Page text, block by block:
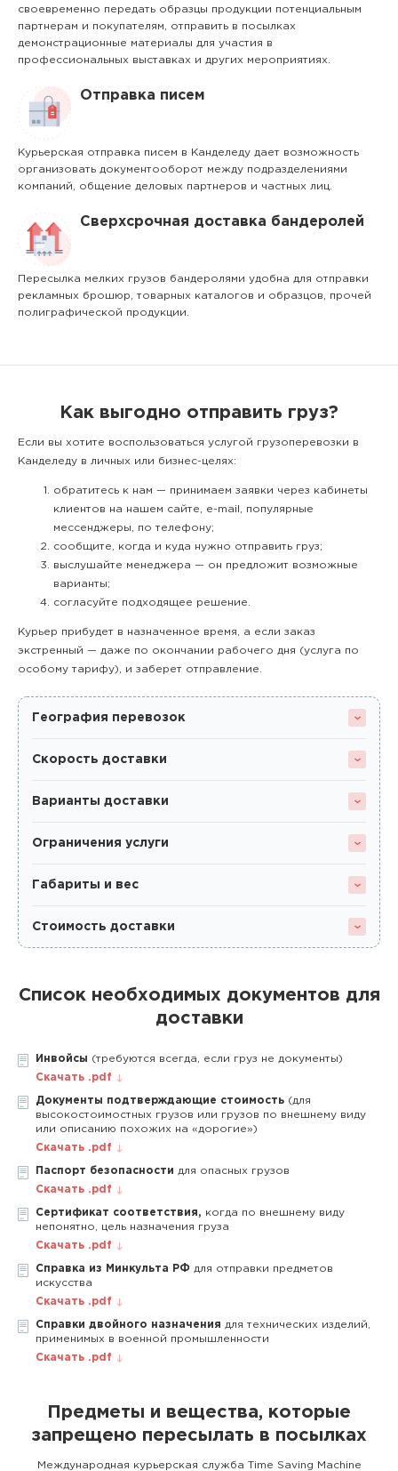
своевременно передать образцы продукции потенциальным
партнерам и покупателям, отправить в посылках
демонстрационные материалы для участия в
профессиональных выставках и других мероприятиях.
Отправка писем
Курьерская отправка писем в Канделеду дает возможность
организовать документооборот между подразделениями
компаний, общение деловых партнеров и частных лиц.
Сверхсрочная доставка бандеролей
Пересылка мелких грузов бандеролями удобна для отправки
рекламных брошюр, товарных каталогов и образцов, прочей
полиграфической продукции.
Как выгодно отправить груз?
Если вы хотите воспользоваться услугой грузоперевозки в
Канделеду в личных или бизнес-целях:
обратитесь к нам — принимаем заявки через кабинеты
клиентов на нашем сайте, e-mail, популярные
мессенджеры, по телефону;
сообщите, когда и куда нужно отправить груз;
выслушайте менеджера — он предложит возможные
варианты;
согласуйте подходящее решение.
Курьер прибудет в назначенное время, а если заказ
экстренный — даже по окончании рабочего дня (услуга по
особому тарифу), и заберет отправление.
География перевозок
Скорость доставки
Варианты доставки
Ограничения услуги
Габариты и вес
Стоимость доставки
Список необходимых документов для
доставки
Инвойсы (требуются всегда, если груз не документы)
Скачать .pdf
Документы подтверждающие стоимость (для
высокостоимостных грузов или грузов по внешнему виду
или описанию похожих на «дорогие»)
Скачать .pdf
Паспорт безопасности для опасных грузов
Скачать .pdf
Сертификат соответствия, когда по внешнему виду
непонятно, цель назначения груза
Скачать .pdf
Справка из Минкульта РФ для отправки предметов
искусства
Скачать .pdf
Справки двойного назначения для технических изделий,
применимых в военной промышленности
Скачать .pdf
Предметы и вещества, которые
запрещено пересылать в посылках
Международная курьерская служба Time Saving Machine